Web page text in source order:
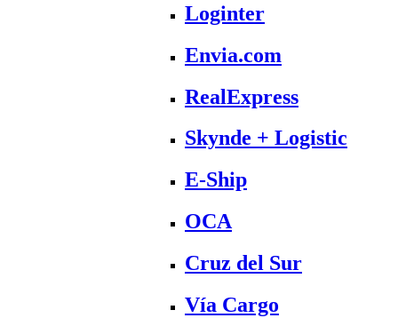
Loginter
Envia.com
RealExpress
Skynde + Logistic
E-Ship
OCA
Cruz del Sur
Vía Cargo